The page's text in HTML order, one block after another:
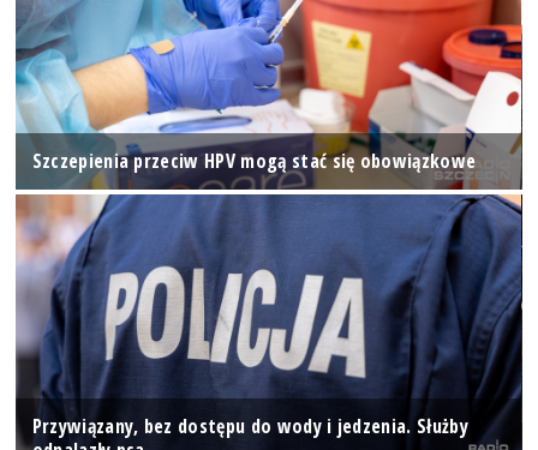
Szczepienia przeciw HPV mogą stać się obowiązkowe
Przywiązany, bez dostępu do wody i jedzenia. Służby